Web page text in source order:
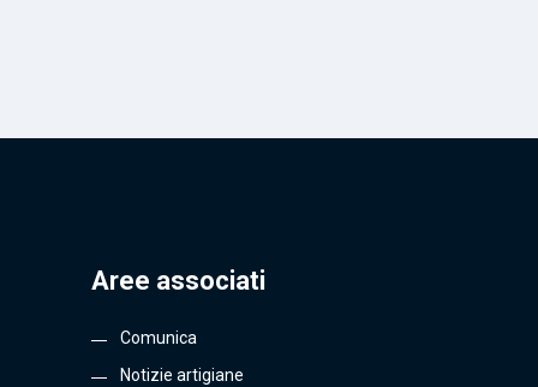
Aree associati
Comunica
Notizie artigiane